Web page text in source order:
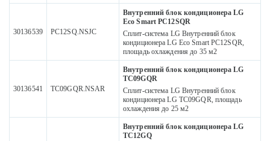
30136539 PC12SQ.NSJC
Внутренний блок кондиционера LG
Eco Smart PC12SQR
Сплит-система LG Внутренний блок
кондиционера LG Eco Smart PC12SQR,
площадь охлаждения до 35 м2
30136541 TC09GQR.NSAR
Внутренний блок кондиционера LG
TC09GQR
Сплит-система LG Внутренний блок
кондиционера LG TC09GQR, площадь
охлаждения до 25 м2
Внутренний блок кондиционера LG
TC12GQ